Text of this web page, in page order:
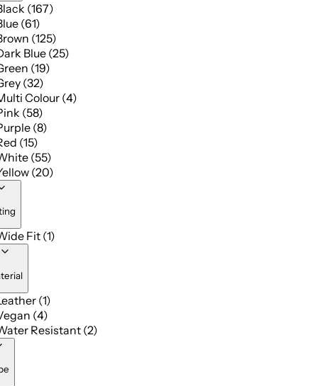
(167)
(61)
(125)
Blue (25)
(19)
(32)
Colour (4)
(58)
(8)
(15)
(55)
(20)
Fit (1)
(1)
(4)
Resistant (2)